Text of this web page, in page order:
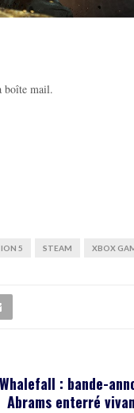
boîte mail.
5 STEAM XBOX
Whalefall : bande-
Abrams enterré